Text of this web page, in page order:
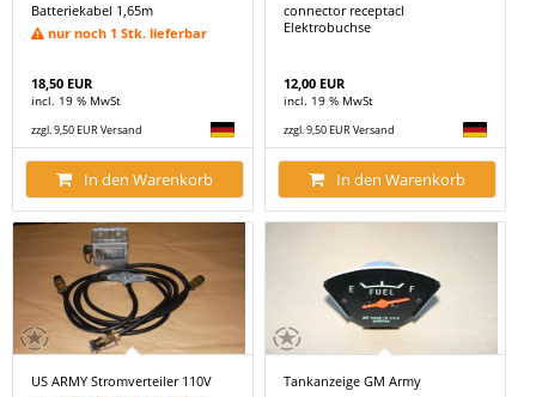
Batteriekabel 1,65m
nur noch 1 Stk. lieferbar
18,50 EUR
incl. 19 % MwSt
zzgl. 9,50 EUR Versand
In den Warenkorb
connector receptacl
Elektrobuchse
12,00 EUR
incl. 19 % MwSt
zzgl. 9,50 EUR Versand
In den Warenkorb
US ARMY Stromverteiler 110V
Tankanzeige GM Army